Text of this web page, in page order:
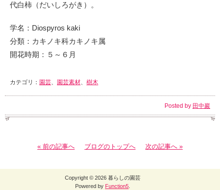
代白柿（だいしろがき）。
学名：Diospyros kaki
分類：カキノキ科カキノキ属
開花時期：５～６月
カテゴリ： 園芸、 園芸素材、 樹木
Posted by 田中巖
« 前の記事へ ブログのトップへ 次の記事へ »
Copyright © 2026 暮らしの園芸
Powered by Function5